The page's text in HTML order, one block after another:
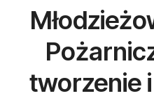
tworzenie